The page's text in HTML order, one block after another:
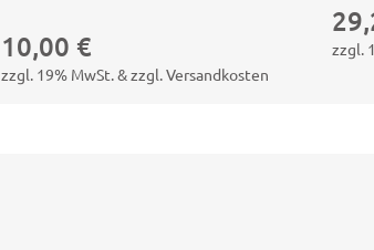
10,00 €
zzgl. 19% MwSt. & zzgl. Versandkosten
zzgl.